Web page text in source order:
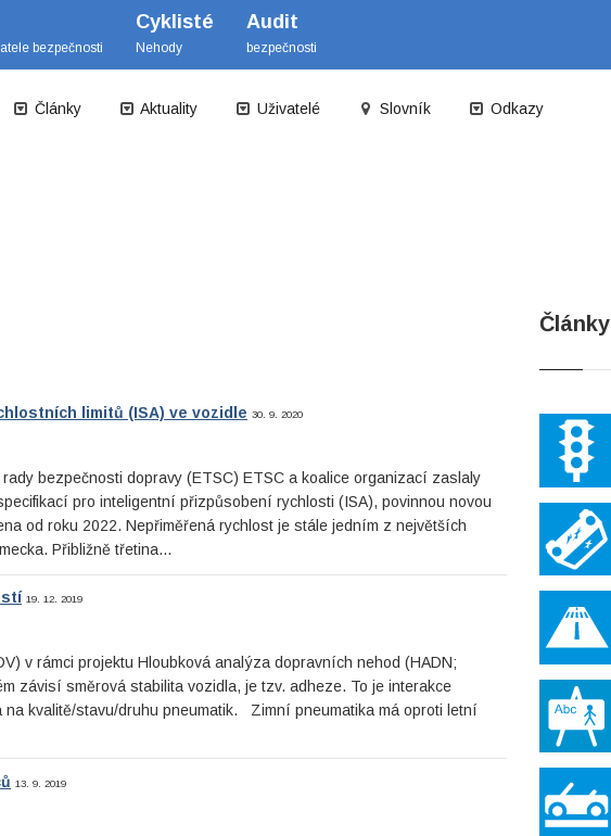
bezpečnosti
Cyklisté
Nehody
Audit
bezpečnosti
Články Aktuality Uživatelé Slovník Odkazy
limitů (ISA) ve vozidle 30. 9. 2020
bezpečnosti dopravy (ETSC) ETSC a koalice organizací zaslaly
pro inteligentní přizpůsobení rychlosti (ISA), povinnou novou
od roku 2022. Nepřiměřená rychlost je stále jedním z největších
Přibližně třetina…
19. 12. 2019
v rámci projektu Hloubková analýza dopravních nehod (HADN;
závisí směrová stabilita vozidla, je tzv. adheze. To je interakce
kvalitě/stavu/druhu pneumatik. Zimní pneumatika má oproti letní
13. 9. 2019
Články